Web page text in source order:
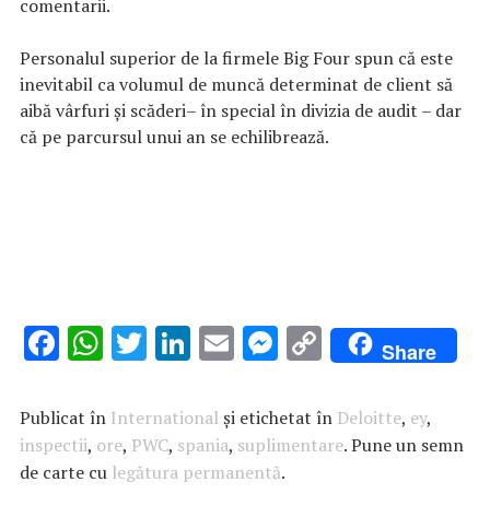
comentarii.
Personalul superior de la firmele Big Four spun că este
inevitabil ca volumul de muncă determinat de client să
aibă vârfuri și scăderi– în special în divizia de audit – dar
că pe parcursul unui an se echilibrează.
F
e
b
o
W
at
s
A
T
it
te
r
Li
k
e
dI
E
ai
l
M
se
n
g
C
o
p
y
Share
Publicat în International și etichetat în Deloitte, ey,
inspectii, ore, PWC, spania, suplimentare. Pune un semn
de carte cu legătura permanentă.